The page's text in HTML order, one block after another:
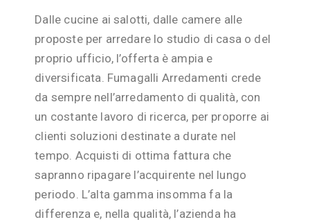
Dalle cucine ai salotti, dalle camere alle
proposte per arredare lo studio di casa o del
proprio ufficio, l’offerta è ampia e
diversificata. Fumagalli Arredamenti crede
da sempre nell’arredamento di qualità, con
un costante lavoro di ricerca, per proporre ai
clienti soluzioni destinate a durate nel
tempo. Acquisti di ottima fattura che
sapranno ripagare l’acquirente nel lungo
periodo. L’alta gamma insomma fa la
differenza e, nella qualità, l’azienda ha